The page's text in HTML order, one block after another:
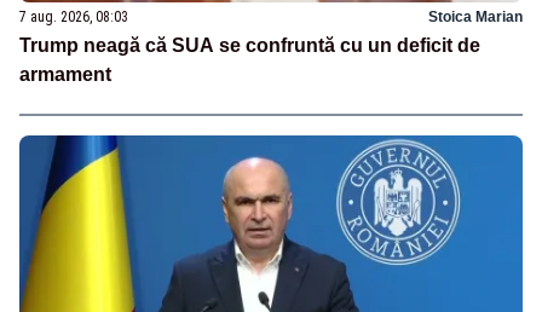
7 aug. 2026, 08:03 Stoica Marian
Trump neagă că SUA se confruntă cu un deficit de
armament